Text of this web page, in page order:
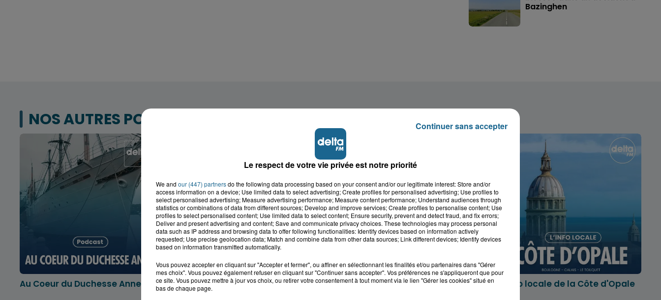
Bazinghen
NOS AUTRES PODCASTS
Au Coeur du Duchesse Anne
L'info locale dans le
Dunkerquois
L'info locale de l'Audomarois L'info locale de la Côte d'Opale
Le respect de votre vie privée est notre priorité
We and our (447) partnersdo the following data processing based on your consent and/or our legitimate interest: Store and/or
access information on a device; Use limited data to select advertising; Create profiles for personalised advertising; Use profiles to
select personalised advertising; Measure advertising performance; Measure content performance; Understand audiences through
statistics or combinations of data from different sources; Develop and improve services; Create profiles to personalise content; Use
profiles to select personalised content; Use limited data to select content; Ensure security, prevent and detect fraud, and fix errors;
Deliver and present advertising and content; Save and communicate privacy choices. These technologies may process personal
data such as IP address and browsing data to offer following functionalities: Identify devices based on information actively
requested; Use precise geolocation data; Match and combine data from other data sources; Link different devices; Identify devices
based on information transmitted automatically.
Vous pouvez accepter en cliquant sur "Accepter et fermer", ou affiner en sélectionnant les finalités et/ou partenaires dans "Gérer
mes choix". Vous pouvez également refuser en cliquant sur "Continuer sans accepter". Vos préférences ne s'appliqueront que pour
ce site. Vous pouvez mettre à jour vos choix, ou retirer votre consentement à tout moment via le lien "Gérer les cookies" situé en
bas de chaque page.
Continuer sans accepter